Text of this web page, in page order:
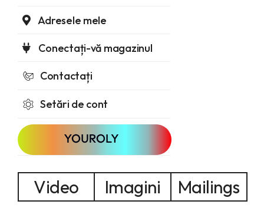
Adresele mele
Conectați-vă magazinul
Contactați
Setări de cont
Video Imagini Mailings